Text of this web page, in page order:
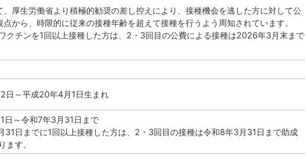
厚生労働省より積極的勧奨の差し控えにより、接種機会を逃した方に対して公
から、時限的に従来の接種年齢を超えて接種を行うよう周知されています。
クチンを1回以上接種した方は、2・3回目の公費による接種は2026年3月末まで
日～平成20年4月1日生まれ
日～令和7年3月31日まで
31日までに1回以上接種した方は、2・3回目の接種は令和8年3月31日まで助成
ます。